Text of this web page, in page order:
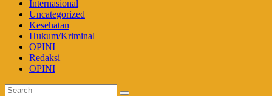
Internasional
Uncategorized
Kesehatan
Hukum/Kriminal
OPINI
Redaksi
OPINI